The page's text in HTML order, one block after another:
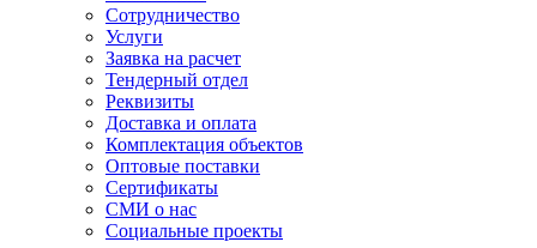
Сотрудничество
Услуги
Заявка на расчет
Тендерный отдел
Реквизиты
Доставка и оплата
Комплектация объектов
Оптовые поставки
Сертификаты
СМИ о нас
Социальные проекты